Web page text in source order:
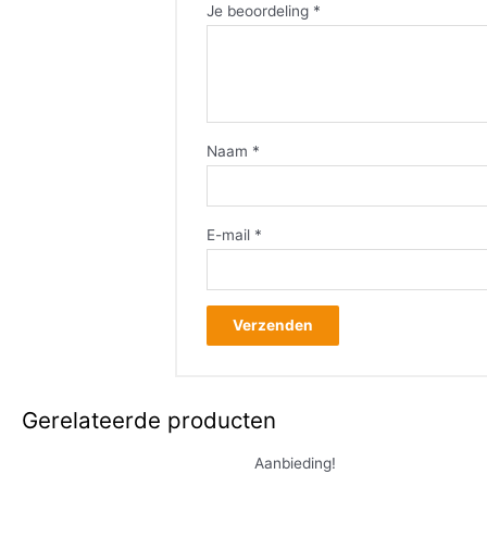
Je beoordeling *
Naam *
E-mail *
Gerelateerde producten
Aanbieding!